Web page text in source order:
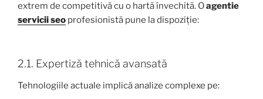
extrem de competitivă cu o hartă învechită. Oagentie
servicii seo profesionistă pune la dispoziție:
2.1. Expertiză tehnică avansată
Tehnologiile actuale implică analize complexe pe: